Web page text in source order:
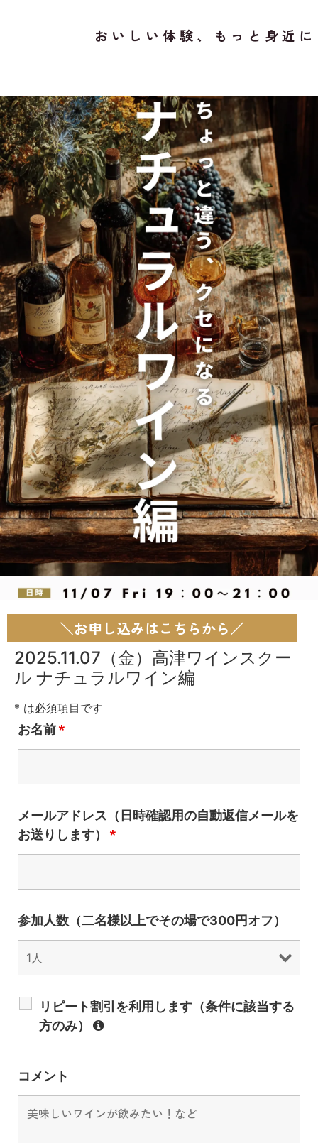
おいしい体験、もっと身近に
＼お申し込みはこちらから／
2025.11.07（金）高津ワインスクー
ル ナチュラルワイン編
* は必須項目です
お名前*
メールアドレス（日時確認用の自動返信メールを
お送りします） *
参加人数（二名様以上でその場で300円オフ）
リピート割引を利用します（条件に該当する
方のみ）
コメント